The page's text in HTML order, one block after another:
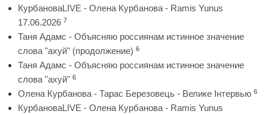
КурбановаLIVE - Олена Курбанова - Ramis Yunus
17.06.2026 7
Таня Адамс - Объясняю россиянам истинное значение
слова "ахуй" (продолжение) 6
Таня Адамс - Объясняю россиянам истинное значение
слова "ахуй" 6
Олена Курбанова - Тарас Березовець - Велике Інтервью 6
КурбановаLIVE - Олена Курбанова - Ramis Yunus